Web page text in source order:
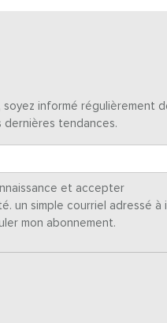
informé régulièrement
tendances.
et accepter
. un simple courriel adressé
mon abonnement.